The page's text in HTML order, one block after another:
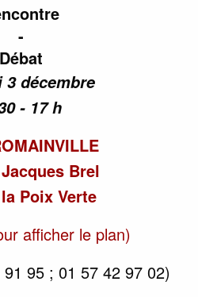
-
Débat
3 décembre
- 17 h
Brel
Poix Verte
afficher le plan)
95 ; 01 57 42 97 02)